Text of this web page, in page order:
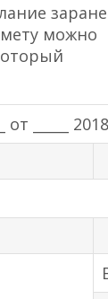
можно
_____